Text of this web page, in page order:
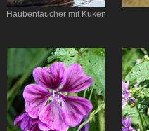
Haubentaucher mit Küken